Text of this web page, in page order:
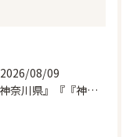
2026/08/09
『神奈川県』『『神奈川県』『綾瀬市』『海老名市』『美容室』